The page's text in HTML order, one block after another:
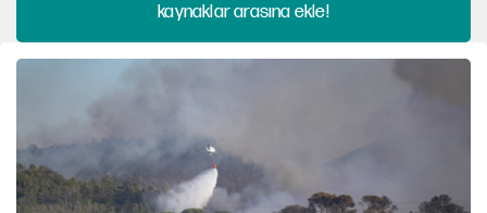
kaynaklar arasına ekle!